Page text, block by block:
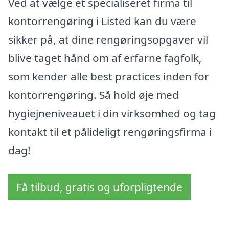
kontorrengøring i Listed kan du være
sikker på, at dine rengøringsopgaver vil
blive taget hånd om af erfarne fagfolk,
som kender alle best practices inden for
kontorrengøring. Så hold øje med
hygiejneniveauet i din virksomhed og tag
kontakt til et pålideligt rengøringsfirma i
dag!
Få tilbud, gratis og uforpligtende